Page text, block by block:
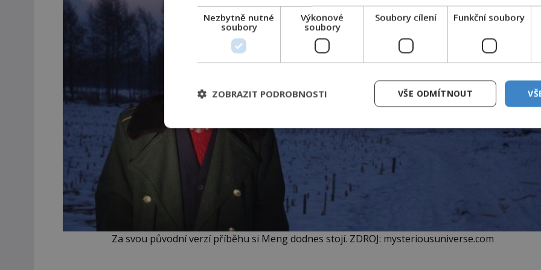
Za svou původní verzí příběhu si Meng dodnes stojí. ZDROJ: mysteriousuniverse.com
Nezbytně nutné
soubory
Výkonové
soubory
Soubory cílení Funkční soubory
VŠE ODMÍTNOUT
ZOBRAZIT PODROBNOSTI